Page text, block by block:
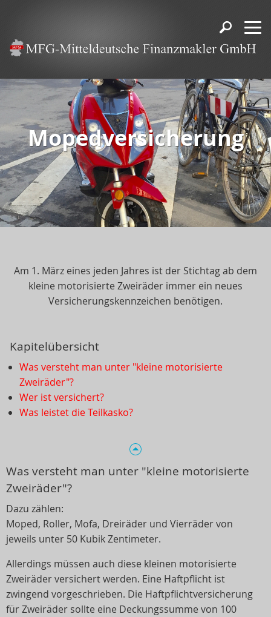
Mopedversicherung
Am 1. März eines jeden Jahres ist der Stichtag ab dem
kleine motorisierte Zweiräder immer ein neues
Versicherungskennzeichen benötigen.
Kapitelübersicht
Was versteht man unter "kleine motorisierte
Zweiräder"?
Wer ist versichert?
Was leistet die Teilkasko?
Was versteht man unter "kleine motorisierte
Zweiräder"?
Dazu zählen:
Moped, Roller, Mofa, Dreiräder und Vierräder von
jeweils unter 50 Kubik Zentimeter.
Allerdings müssen auch diese kleinen motorisierte
Zweiräder versichert werden. Eine Haftpflicht ist
zwingend vorgeschrieben. Die Haftpflichtversicherung
für Zweiräder sollte eine Deckungssumme von 100